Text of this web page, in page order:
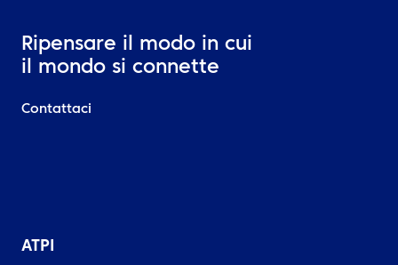
Ripensare il modo in cui
il mondo si connette
Contattaci
ATPI